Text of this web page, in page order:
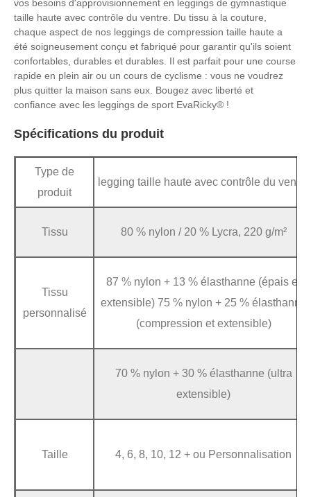
vos besoins d'approvisionnement en leggings de gymnastique
taille haute avec contrôle du ventre. Du tissu à la couture,
chaque aspect de nos leggings de compression taille haute a
été soigneusement conçu et fabriqué pour garantir qu'ils soient
confortables, durables et durables. Il est parfait pour une course
rapide en plein air ou un cours de cyclisme : vous ne voudrez
plus quitter la maison sans eux. Bougez avec liberté et
confiance avec les leggings de sport EvaRicky® !
Spécifications du produit
Type de
produit
legging taille haute avec contrôle du ventre
Tissu 80 % nylon / 20 % Lycra, 220 g/m²
Tissu
personnalisé
87 % nylon + 13 % élasthanne (épais et
extensible) 75 % nylon + 25 % élasthanne
(compression et extensible)
70 % nylon + 30 % élasthanne (ultra
extensible)
Taille 4, 6, 8, 10, 12 + ou Personnalisation